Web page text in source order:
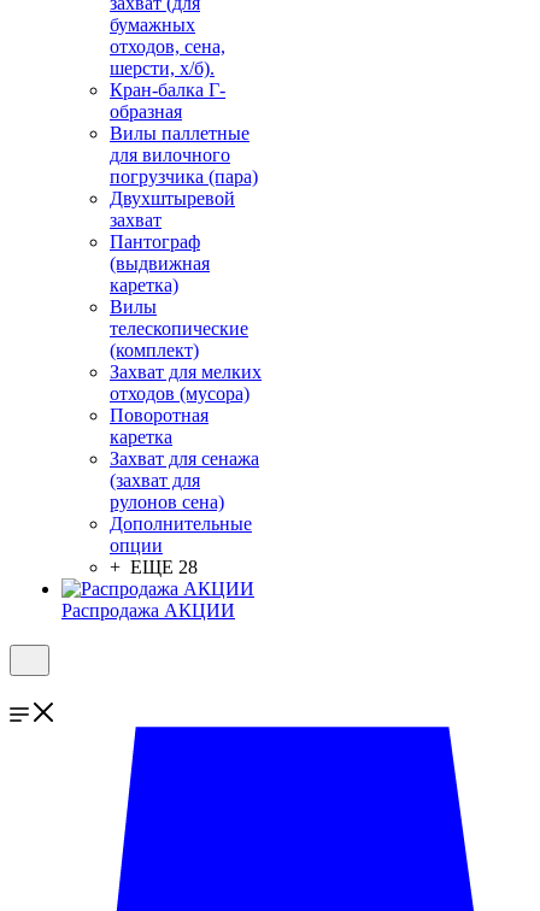
бумажных
отходов, сена,
шерсти, х/б).
Кран-балка Г-
образная
Вилы паллетные
для вилочного
погрузчика (пара)
Двухштыревой
захват
Пантограф
(выдвижная
каретка)
Вилы
телескопические
(комплект)
Захват для мелких
отходов (мусора)
Поворотная
каретка
Захват для сенажа
(захват для
рулонов сена)
Дополнительные
опции
+ ЕЩЕ 28
Распродажа АКЦИИ